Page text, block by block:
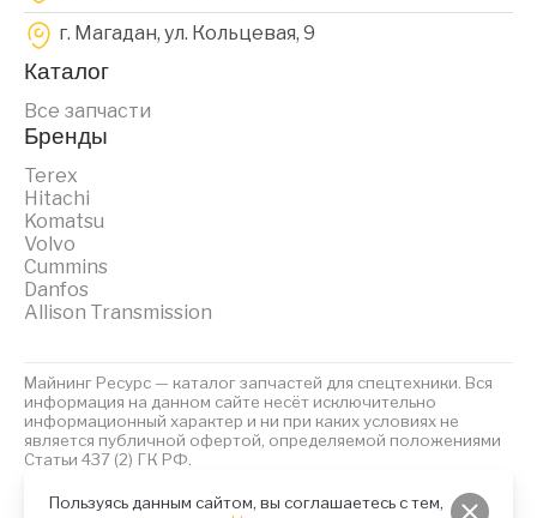
Пользуясь данным сайтом, вы соглашаетесь с тем,
г. Магадан, ул. Кольцевая, 9
Каталог
Все запчасти
Бренды
Terex
Hitachi
Komatsu
Volvo
Cummins
Danfos
Allison Transmission
Майнинг Ресурс — каталог запчастей для спецтехники. Вся
информация на данном сайте несёт исключительно
информационный характер и ни при каких условиях не
является публичной офертой, определяемой положениями
Статьи 437 (2) ГК РФ.
Политика обработки персональных данныхФайлы Cookies